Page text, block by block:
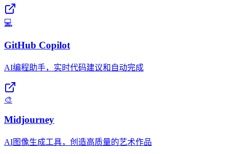
💻
GitHub Copilot
AI编程助手，实时代码建议和自动完成
🎨
Midjourney
AI图像生成工具，创造高质量的艺术作品